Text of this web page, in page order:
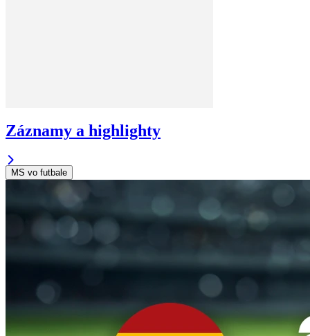
Záznamy a highlighty
MS vo futbale